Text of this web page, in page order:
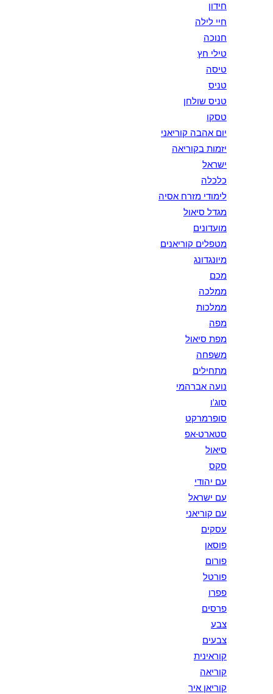
חידון
חיי לילה
חנוכה
טילי חץ
טיסה
טניס
טניס שולחן
טסקו
יום אהבה קוריאני
יזמות בקוריאה
ישראל
כלכלה
לימודי מזרח אסיה
מגדל סיאול
מועדונים
מטפלים קוריאנים
מיונגדונג
מכם
ממלכה
ממלכות
מפה
מפת סיאול
משפחה
מתחילים
נועה אברהמי
סוג'ו
סופרמרקט
סטארט-אפ
סיאול
סקס
עם יהודי
עם ישראל
עם קוריאני
עסקים
פוסאן
פורום
פורטל
פפרו
פרסים
צבע
צבעים
קוראינית
קוריאה
קוריאן איר